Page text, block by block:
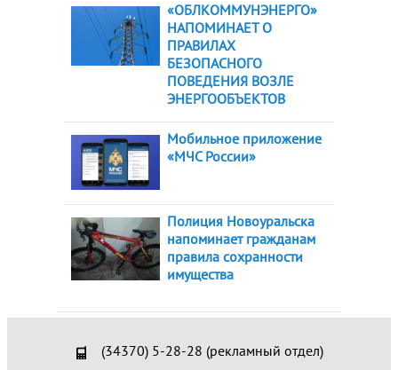
«ОБЛКОММУНЭНЕРГО»
НАПОМИНАЕТ О
ПРАВИЛАХ
БЕЗОПАСНОГО
ПОВЕДЕНИЯ ВОЗЛЕ
ЭНЕРГООБЪЕКТОВ
Мобильное приложение
«МЧС России»
Полиция Новоуральска
напоминает гражданам
правила сохранности
имущества
(34370) 5-28-28 (рекламный отдел)